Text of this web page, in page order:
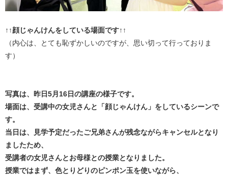
↑↑顔じゃんけんをしている場面です↑↑
（内心は、とても恥ずかしいのですが、思い切って行っておりま
す）
写真は、昨日5月16日の講座の様子です。
場面は、受講中の女児さんと「顔じゃんけん」をしているシーンで
す。
当日は、見学予定だったご兄弟さんが残念ながらキャンセルとなり
ましたため、
受講者の女児さんとお母様との授業となりました。
授業ではまず、色とりどりのピンポン玉を使いながら、